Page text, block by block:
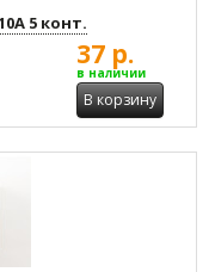
5 конт.
37 р.
в наличии
В корзину